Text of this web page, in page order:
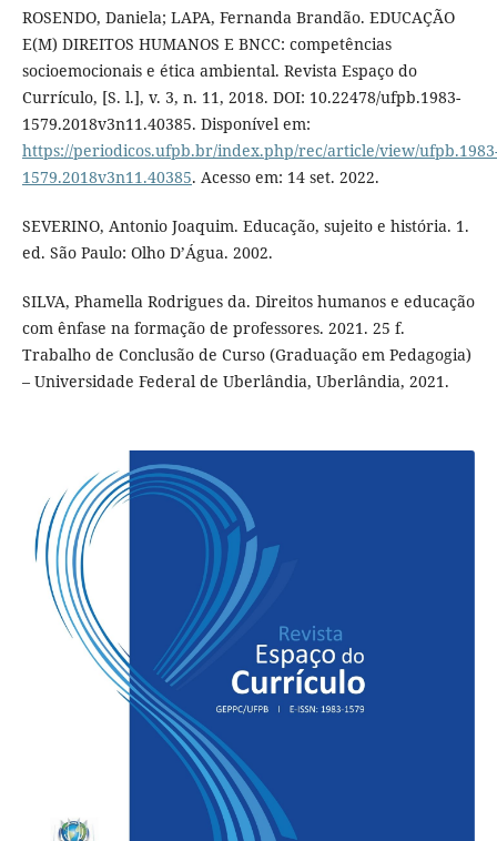
ROSENDO, Daniela; LAPA, Fernanda Brandão. EDUCAÇÃO
E(M) DIREITOS HUMANOS E BNCC: competências
socioemocionais e ética ambiental. Revista Espaço do
Currículo, [S. l.], v. 3, n. 11, 2018. DOI: 10.22478/ufpb.1983-
1579.2018v3n11.40385. Disponível em:
https://periodicos.ufpb.br/index.php/rec/article/view/
1579.2018v3n11.40385. Acesso em: 14 set. 2022.
SEVERINO, Antonio Joaquim. Educação, sujeito e história. 1.
ed. São Paulo: Olho D’Água. 2002.
SILVA, Phamella Rodrigues da. Direitos humanos e educação
com ênfase na formação de professores. 2021. 25 f.
Trabalho de Conclusão de Curso (Graduação em Pedagogia)
– Universidade Federal de Uberlândia, Uberlândia, 2021.